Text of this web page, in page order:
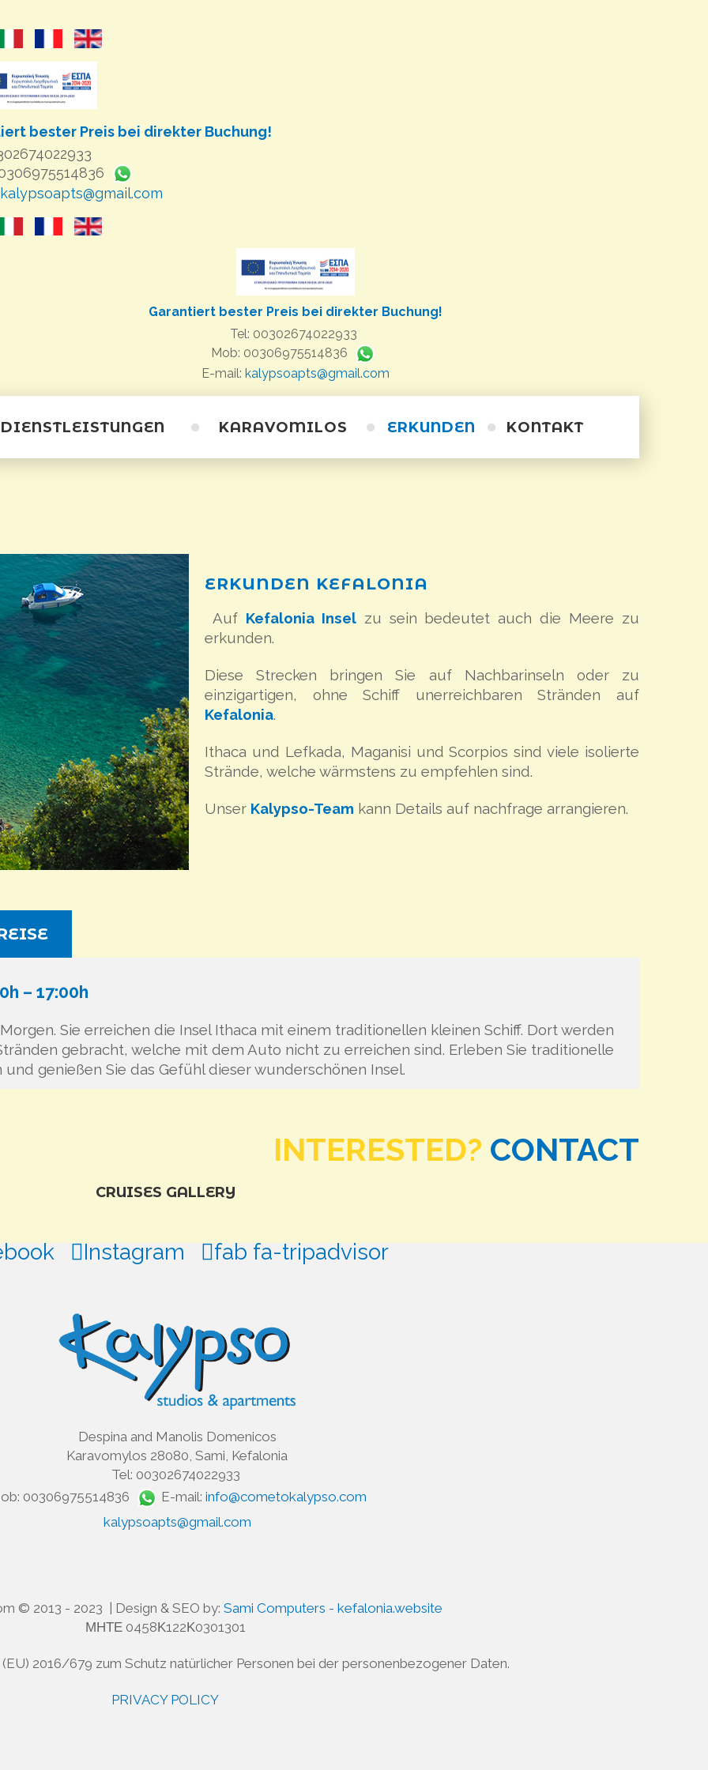
bester Preis bei direkter Buchung!
kalypsoapts@gmail.com
Garantiert bester Preis bei direkter Buchung!
Tel: 00302674022933
Mob: 00306975514836
E-mail: kalypsoapts@gmail.com
DIENSTLEISTUNGEN KARAVOMILOS
Saristra Festival
ERKUNDEN KONTAKT
ERKUNDEN KEFALONIA
Auf Kefalonia Inselzu sein bedeutet auch die Meere zu
erkunden.
Diese Strecken bringen Sie auf Nachbarinseln oder zu
einzigartigen, ohne Schiff unerreichbaren Stränden auf
Kefalonia.
Ithaca und Lefkada, Maganisi und Scorpios sind viele isolierte
Strände, welche wärmstens zu empfehlen sind.
Unser Kalypso-Team kann Details auf nachfrage arrangieren.
– 17:00h
Sie erreichen die Insel Ithaca mit einem traditionellen kleinen Schiff. Dort werden
gebracht, welche mit dem Auto nicht zu erreichen sind. Erleben Sie traditionelle
genießen Sie das Gefühl dieser wunderschönen Insel.
INTERESTED? CONTACT
CRUISES GALLERY
Instagram fab fa-tripadvisor
Despina and Manolis Domenicos
Karavomylos 28080, Sami, Kefalonia
Tel: 00302674022933
00306975514836
E-mail: info@cometokalypso.com
kalypsoapts@gmail.com
© 2013 - 2023 | Design & SEO by: Sami Computers - kefalonia.website
ΜΗΤΕ 0458Κ122Κ0301301
2016/679 zum Schutz natürlicher Personen bei der personenbezogener Daten.
PRIVACY POLICY